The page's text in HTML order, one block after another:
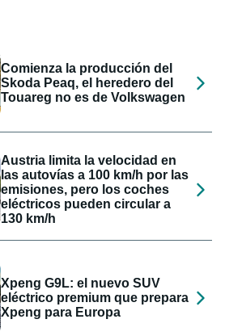
Comienza la producción del
Skoda Peaq, el heredero del
Touareg no es de Volkswagen
Austria limita la velocidad en
las autovías a 100 km/h por las
emisiones, pero los coches
eléctricos pueden circular a
130 km/h
Xpeng G9L: el nuevo SUV
eléctrico premium que prepara
Xpeng para Europa